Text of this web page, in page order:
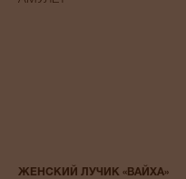
ЖЕНСКИЙ ЛУЧИК «ВАЙХА»